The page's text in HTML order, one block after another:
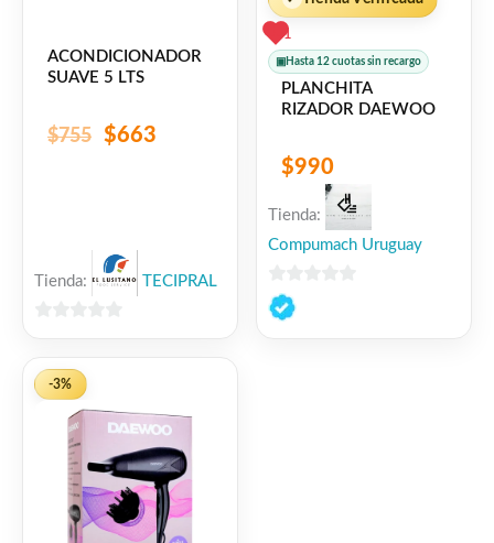
ACONDICIONADOR
SUAVE 5 LTS
$755 $663
Tienda: TECIPRAL
5
1
▣ Hasta 12 cuotas sin recargo
PLANCHITA
RIZADOR DAEWOO
$990
Tienda:
Compumach Uruguay
0
de
-3%